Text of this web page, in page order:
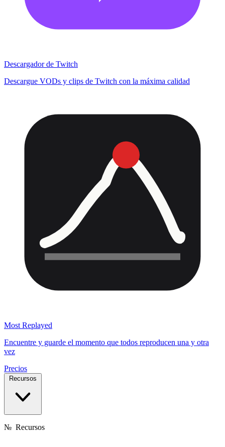
Descargador de Twitch
Descargue VODs y clips de Twitch con la máxima calidad
Most Replayed
Encuentre y guarde el momento que todos reproducen una y otra
vez
Precios
Recursos
№ Recursos